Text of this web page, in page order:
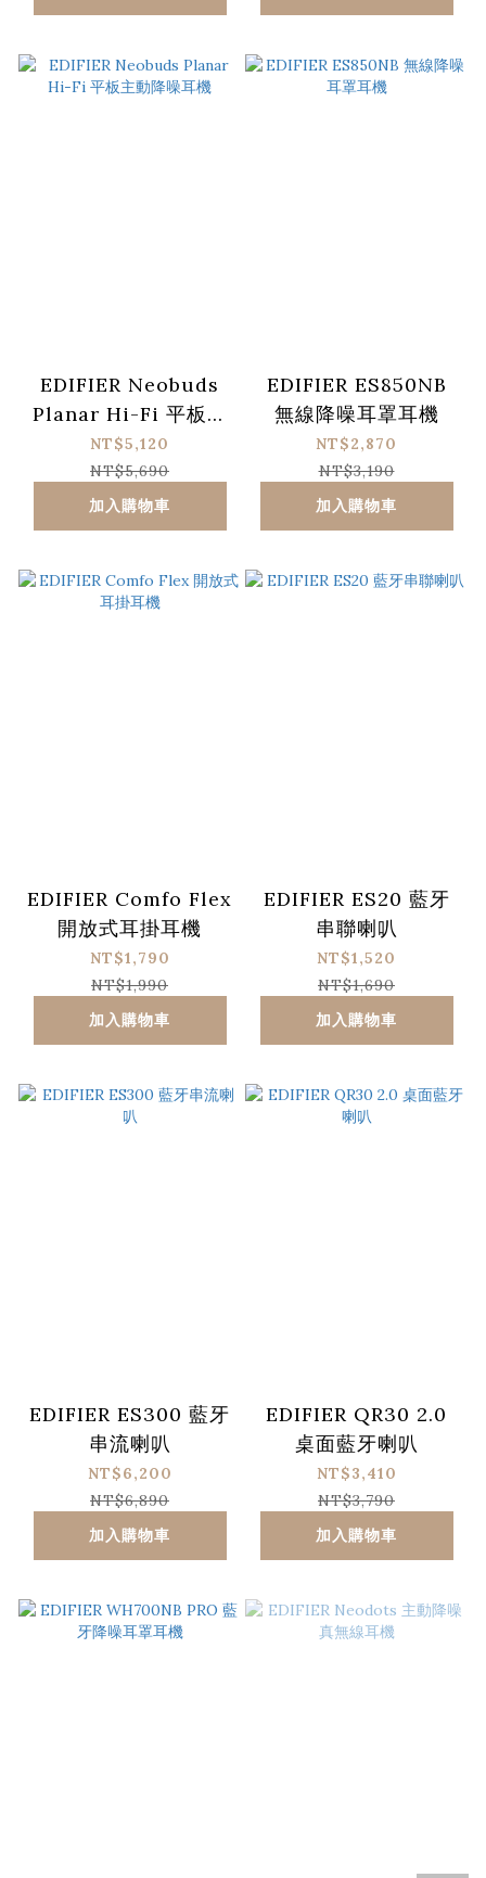
EDIFIER Neobuds
Planar Hi-Fi 平板主
動降噪耳機
NT$5,120
NT$5,690
加入購物車
EDIFIER ES850NB
無線降噪耳罩耳機
NT$2,870
NT$3,190
加入購物車
EDIFIER Comfo Flex
開放式耳掛耳機
NT$1,790
NT$1,990
加入購物車
EDIFIER ES20 藍牙
串聯喇叭
NT$1,520
NT$1,690
加入購物車
EDIFIER ES300 藍牙
串流喇叭
NT$6,200
NT$6,890
加入購物車
EDIFIER QR30 2.0
桌面藍牙喇叭
NT$3,410
NT$3,790
加入購物車